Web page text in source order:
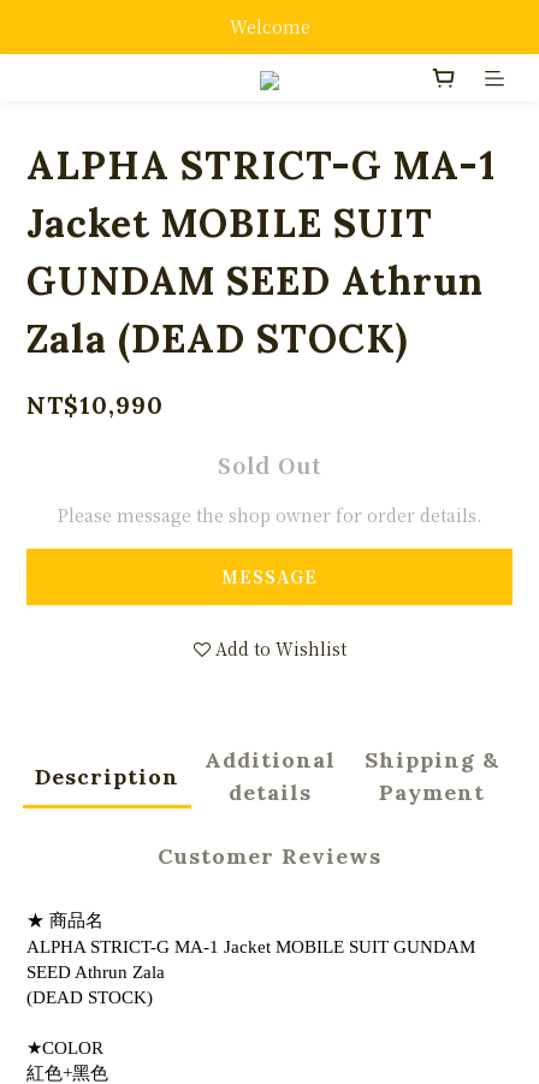
Welcome
ALPHA STRICT-G MA-1
Jacket MOBILE SUIT
GUNDAM SEED Athrun
Zala (DEAD STOCK)
NT$10,990
Sold Out
Please message the shop owner for order details.
MESSAGE
Add to Wishlist
Description
Additional
details
Shipping &
Payment
Customer Reviews
★ 商品名
ALPHA STRICT-G MA-1 Jacket MOBILE SUIT GUNDAM
SEED Athrun Zala
(DEAD STOCK)
★COLOR
紅色+黑色